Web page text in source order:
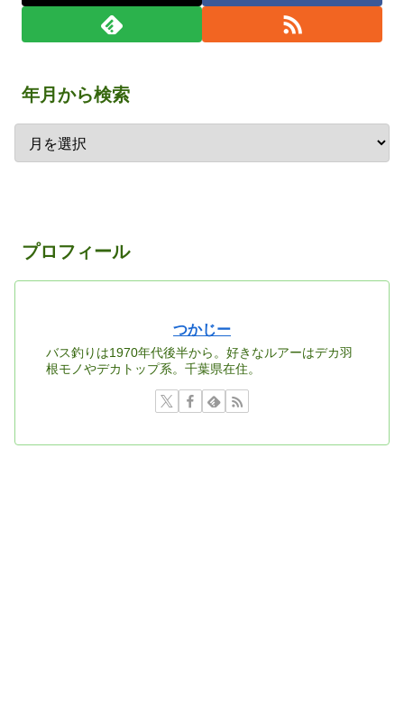
年月から検索
プロフィール
つかじー
バス釣りは1970年代後半から。好きなルアーはデカ羽
根モノやデカトップ系。千葉県在住。